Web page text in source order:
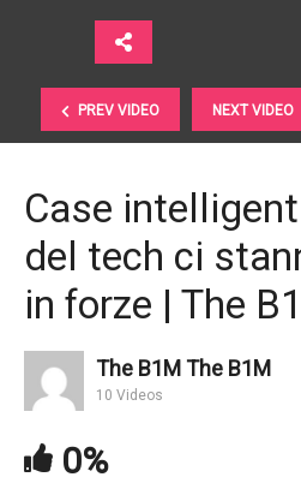
PREV VIDEO NEXT VIDEO
Auto. La prossima potrebbe
Case
del tech ci
in forze | The
The B1M The B1M
10 Videos
0%